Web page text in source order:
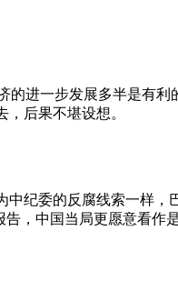
进一步发展多半是有
后果不堪设想。
纪委的反腐线索一样
，中国当局更愿意看作